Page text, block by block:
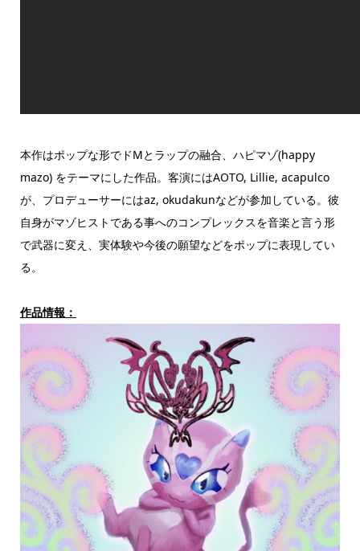
本作はポップな形でドMとラップの融合、ハピマゾ(happy
mazo) をテーマにした作品。客演にはAOTO, Lillie, acapulco
が、プロデューサーにはaz, okudakunなどが参加している。彼
自身がマゾヒストである事へのコンプレックスを音楽と言う形
で武器に変え、実体験や今後の願望などをポップに表現してい
る。
作品情報：